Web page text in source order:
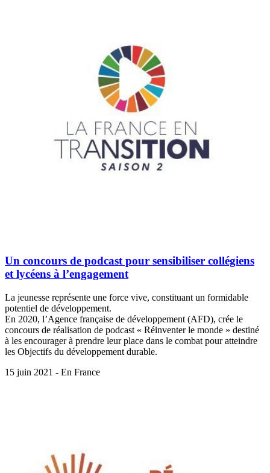
Un concours de podcast pour sensibiliser collégiens
et lycéens à l’engagement
La jeunesse représente une force vive, constituant un formidable
potentiel de développement.
En 2020, l’Agence française de développement (AFD), crée le
concours de réalisation de podcast « Réinventer le monde » destiné
à les encourager à prendre leur place dans le combat pour atteindre
les Objectifs du développement durable.
15 juin 2021 - En France